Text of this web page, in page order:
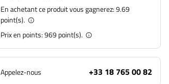
En achetant ce produit vous gagnerez:9.69
point(s).
Prix en points:969point(s).
Appelez-nous +33 18 765 00 82